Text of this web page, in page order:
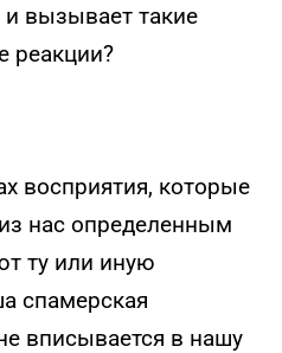
вызывает такие
реакции?
восприятия, которые
нас определенным
ту или иную
спамерская
вписывается в нашу